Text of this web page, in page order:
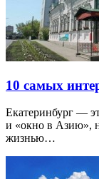
10 самых
Екатеринбург —
и «окно в Азию»,
жизнью…